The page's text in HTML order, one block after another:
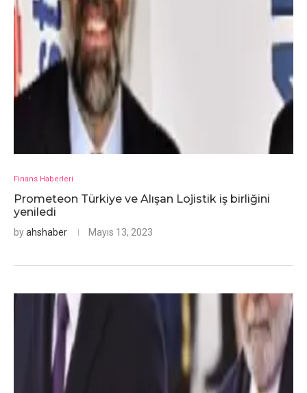
Finans Haberleri
Prometeon Türkiye ve Alışan Lojistik iş birliğini
yeniledi
byahshaber Mayıs 13, 2023